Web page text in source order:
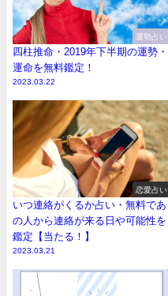
運勢占い
四柱推命・2019年下半期の運勢・
運命を無料鑑定！
2023.03.22
恋愛占い
いつ連絡がくるか占い・無料であ
の人から連絡が来る日や可能性を
鑑定【当たる！】
2023.03.21